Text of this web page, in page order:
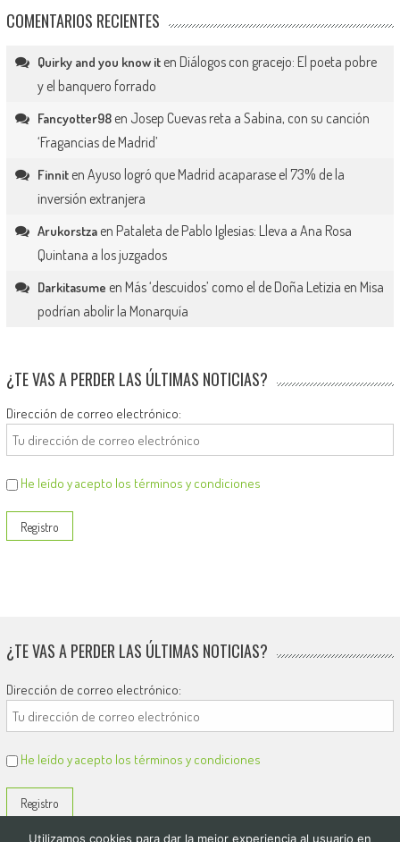
COMENTARIOS RECIENTES
Quirky and you know iten Diálogos con gracejo: El poeta pobre
y el banquero forrado
Fancyotter98en Josep Cuevas reta a Sabina, con su canción
‘Fragancias de Madrid’
Finniten Ayuso logró que Madrid acaparase el 73% de la
inversión extranjera
Arukorstzaen Pataleta de Pablo Iglesias: Lleva a Ana Rosa
Quintana a los juzgados
Darkitasume en Más ‘descuidos’ como el de Doña Letizia en Misa
podrían abolir la Monarquía
¿TE VAS A PERDER LAS ÚLTIMAS NOTICIAS?
Dirección de correo electrónico:
He leído y acepto los términos y condiciones
¿TE VAS A PERDER LAS ÚLTIMAS NOTICIAS?
Dirección de correo electrónico:
He leído y acepto los términos y condiciones
Utilizamos cookies para dar la mejor experiencia al usuario en